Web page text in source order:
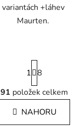
variantách +láhev
Maurten.
O
v
l
S
t
r
á
n
k
1 8
91 položek celkem
NAHORU